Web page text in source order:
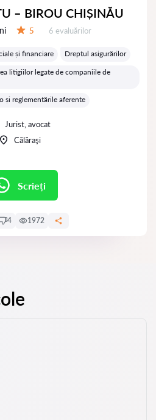
– BIROU CHIȘINĂU
5 Evaluărilor:
6 evaluărilor
și financiare
Dreptul asigurărilor
litigiilor legate de companiile de
și reglementările aferente
Jurist, avocat
Călăraşi
Scrieți
4 1972